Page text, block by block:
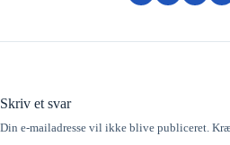
Skriv et svar
Din e-mailadresse vil ikke blive publiceret.